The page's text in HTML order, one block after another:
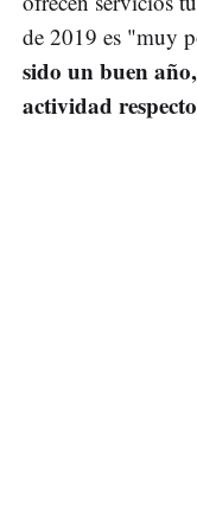
de 2019 es "muy
sido un buen
actividad